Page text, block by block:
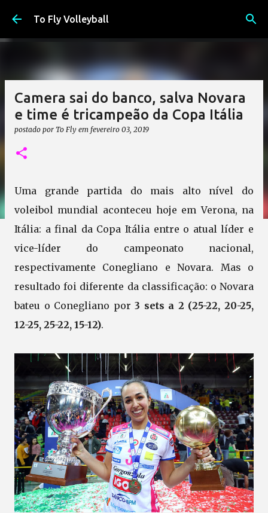
Pular para o conteúdo principal
To Fly Volleyball
Camera sai do banco, salva Novara
e time é tricampeão da Copa Itália
postado por To Fly em fevereiro 03, 2019
Uma grande partida do mais alto nível do
voleibol mundial aconteceu hoje em Verona, na
Itália: a final da Copa Itália entre o atual líder e
vice-líder do campeonato nacional,
respectivamente Conegliano e Novara. Mas o
resultado foi diferente da classificação: o Novara
bateu o Conegliano por3 sets a 2 (25-22, 20-25,
12-25, 25-22, 15-12).